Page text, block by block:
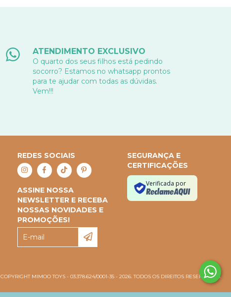
ATENDIMENTO EXCLUSIVO
O quarto dos seus filhos está pedindo
socorro? Estamos no whatsapp prontos
para te ajudar com todas as dúvidas.
Vem!!!
REDES SOCIAIS
ASSINE NOSSA
NEWSLETTER E RECEBA
NOSSAS NOVIDADES E
PROMOÇÕES!
SEGURANÇA E
CERTIFICAÇÕES
Verificada por
COPYRIGHT MIMOO TOYS - 03.378.624/0001-35 - 2026. TODOS OS DIREITOS RESERVADOS.